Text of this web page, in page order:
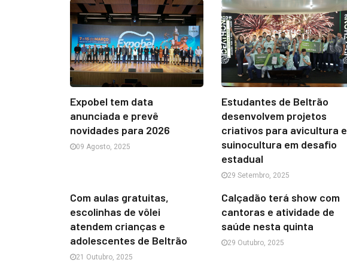
Expobel tem data
anunciada e prevê
novidades para 2026
09 Agosto, 2025
Estudantes de Beltrão
desenvolvem projetos
criativos para avicultura e
suinocultura em desafio
estadual
29 Setembro, 2025
Com aulas gratuitas,
escolinhas de vôlei
atendem crianças e
adolescentes de Beltrão
21 Outubro, 2025
Calçadão terá show com
cantoras e atividade de
saúde nesta quinta
29 Outubro, 2025